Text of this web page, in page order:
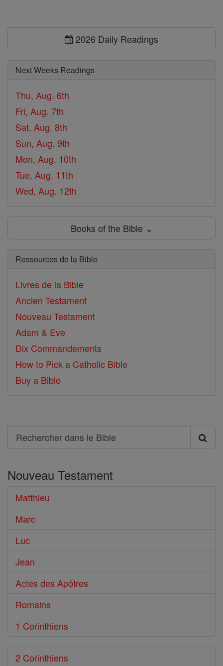
2026 Daily Readings
Next Weeks Readings
Thu, Aug. 6th
Fri, Aug. 7th
Sat, Aug. 8th
Sun, Aug. 9th
Mon, Aug. 10th
Tue, Aug. 11th
Wed, Aug. 12th
Books of the Bible ⌄
Ressources de la Bible
Livres de la Bible
Ancien Testament
Nouveau Testament
Adam & Eve
Dix Commandements
How to Pick a Catholic Bible
Buy a Bible
Search
Rechercher
le
Bible
Nouveau Testament
Matthieu
Marc
Luc
Jean
Actes des Apôtres
Romains
1 Corinthiens
2 Corinthiens